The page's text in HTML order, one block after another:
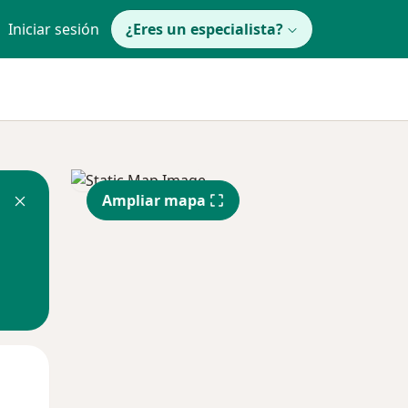
Iniciar sesión ¿Eres un especialista?
Ampliar mapa